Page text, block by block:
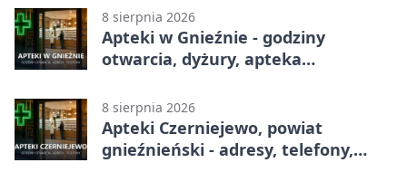
8 sierpnia 2026
Apteki w Gnieźnie - godziny
otwarcia, dyżury, apteka
8 sierpnia 2026
Apteki Czerniejewo, powiat
gnieźnieński - adresy, telefony,